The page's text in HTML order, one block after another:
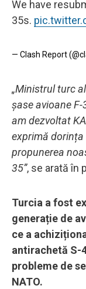
We have
35s.
— Clash Report
„Ministrul turc
șase avioane
am dezvoltat
exprimă dorința
propunerea
35”, se arată în
Turcia a fost
generație de
ce a
antirachetă S-
probleme de
NATO.